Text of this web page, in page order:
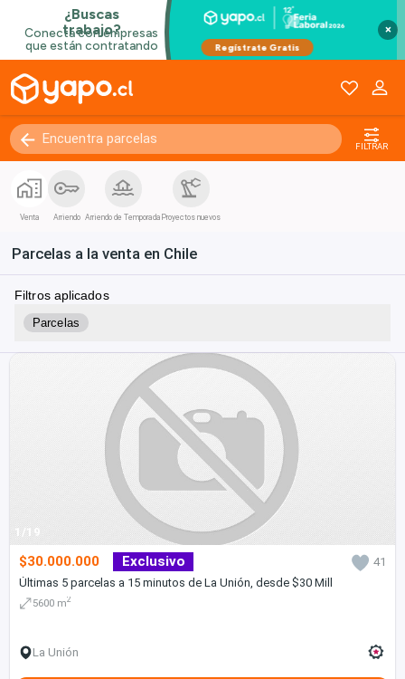
×
FILTRAR
Venta Arriendo Arriendo de Temporada Proyectos nuevos
Parcelas a la venta en Chile
Filtros aplicados
Parcelas
1/19
$30.000.000 Exclusivo
41
Últimas 5 parcelas a 15 minutos de La Unión, desde $30 Mill
5600 m2
La Unión